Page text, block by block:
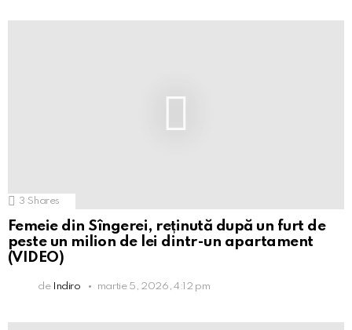
3 Shares
Femeie din Sîngerei, reținută după un furt de
peste un milion de lei dintr-un apartament
(VIDEO)
de Indiro martie 5, 2026, 4:12 pm